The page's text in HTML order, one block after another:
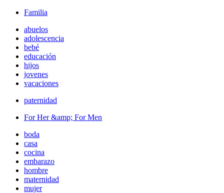
Familia
abuelos
adolescencia
bebé
educación
hijos
jovenes
vacaciones
paternidad
For Her &amp; For Men
boda
casa
cocina
embarazo
hombre
maternidad
mujer